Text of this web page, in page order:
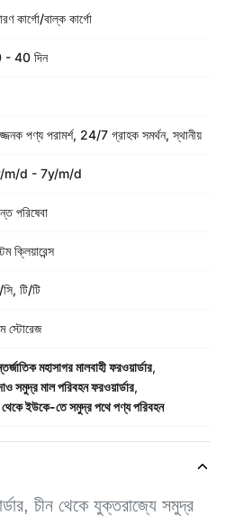
কার্গো/বাল্ক কার্গো
- 40 দিন
পণ্য পরামর্শ, 24/7 গ্রাহক সমর্থন, স্থানীয়
m/d - 7y/m/d
পরিষেবা
ক্লিয়ারেন্স
টি/টি
স্টোরেজ
মহাসাগর মালবাহী ফরওয়ার্ডার,
সমুদ্র মাল পরিবহন ফরওয়ার্ডার,
থেকে ইউকে-তে সমুদ্র পথে পণ্য পরিবহন
চীন থেকে যুক্তরাজ্যে সমুদ্র